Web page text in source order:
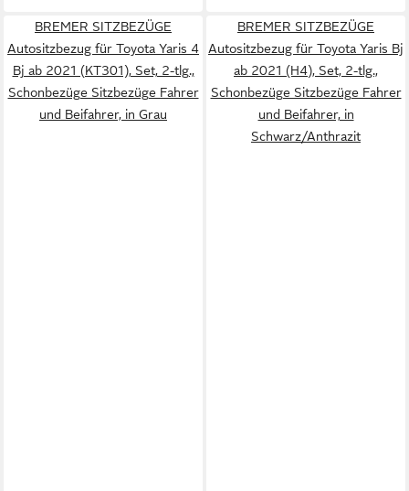
BREMER SITZBEZÜGE
Autositzbezug für Toyota Yaris 4
Bj ab 2021 (KT301), Set, 2-tlg.,
Schonbezüge Sitzbezüge Fahrer
und Beifahrer, in Grau
BREMER SITZBEZÜGE
Autositzbezug für Toyota Yaris Bj
ab 2021 (H4), Set, 2-tlg.,
Schonbezüge Sitzbezüge Fahrer
und Beifahrer, in
Schwarz/Anthrazit